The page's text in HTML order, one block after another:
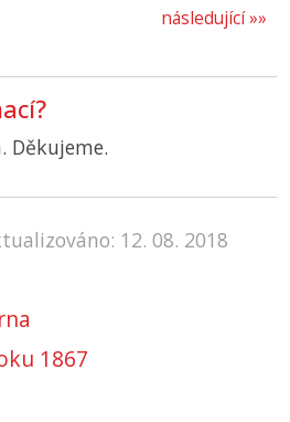
následující »»
Děkujeme.
12. 08. 2018
1867